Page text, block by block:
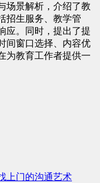
场景解析，介绍了教
招生服务、教学管
应。同时，提出了提
间窗口选择、内容优
为教育工作者提供一
上门的沟通艺术